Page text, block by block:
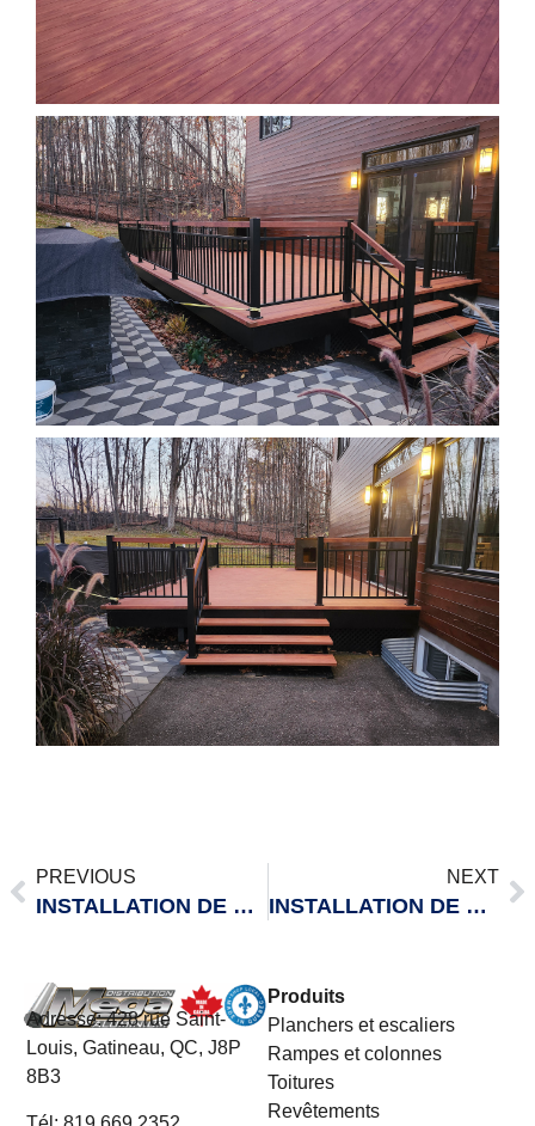
PREVIOUS
INSTALLATION DE RAMPES EN VERRE
NEXT
INSTALLATION DE PLANCHERS DE BALCON
Adresse:428 rue Saint-
Louis, Gatineau, QC, J8P
8B3
Produits
Planchers et escaliers
Rampes et colonnes
Toitures
Revêtements